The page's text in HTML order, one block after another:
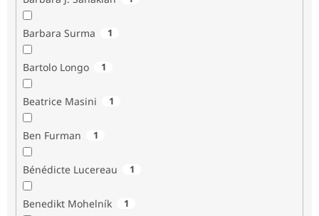
Barbara Surma 1
Bartolo Longo 1
Beatrice Masini 1
Ben Furman 1
Bénédicte Lucereau 1
Benedikt Mohelník 1